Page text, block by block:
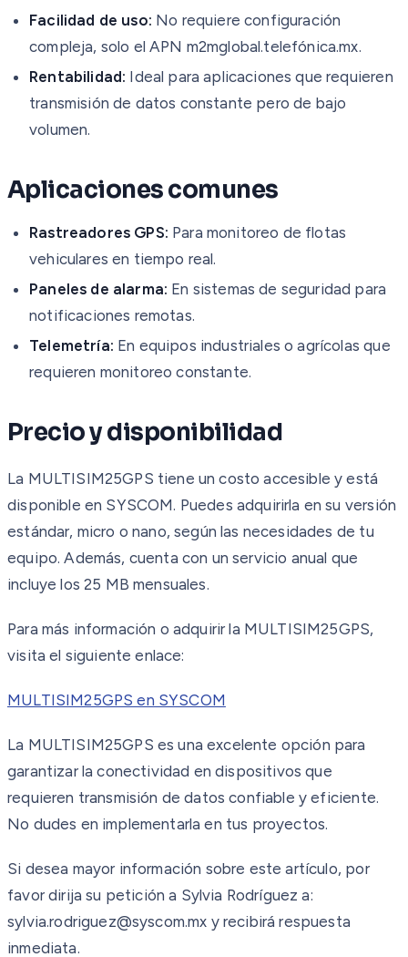
Facilidad de uso: No requiere configuración
compleja, solo el APN m2mglobal.telefónica.mx.
Rentabilidad: Ideal para aplicaciones que requieren
transmisión de datos constante pero de bajo
volumen.
Aplicaciones comunes
Rastreadores GPS: Para monitoreo de flotas
vehiculares en tiempo real.
Paneles de alarma: En sistemas de seguridad para
notificaciones remotas.
Telemetría: En equipos industriales o agrícolas que
requieren monitoreo constante.
Precio y disponibilidad
La MULTISIM25GPS tiene un costo accesible y está
disponible en SYSCOM. Puedes adquirirla en su versión
estándar, micro o nano, según las necesidades de tu
equipo. Además, cuenta con un servicio anual que
incluye los 25 MB mensuales.
Para más información o adquirir la MULTISIM25GPS,
visita el siguiente enlace:
MULTISIM25GPS en SYSCOM
La MULTISIM25GPS es una excelente opción para
garantizar la conectividad en dispositivos que
requieren transmisión de datos confiable y eficiente.
No dudes en implementarla en tus proyectos.
Si desea mayor información sobre este artículo, por
favor dirija su petición a Sylvia Rodríguez a:
sylvia.rodriguez@syscom.mx y recibirá respuesta
inmediata.